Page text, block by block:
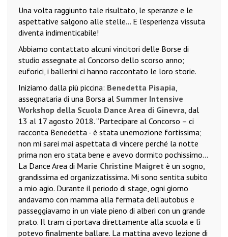
Una volta raggiunto tale risultato, le speranze e le
aspettative salgono alle stelle… E l’esperienza vissuta
diventa indimenticabile!
Abbiamo contattato alcuni vincitori delle Borse di
studio assegnate al Concorso dello scorso anno;
euforici, i ballerini ci hanno raccontato le loro storie.
Iniziamo dalla più piccina: Benedetta Pisapia,
assegnataria di una Borsa al Summer Intensive
Workshop della Scuola Dance Area di Ginevra, dal
13 al 17 agosto 2018. “Partecipare al Concorso – ci
racconta Benedetta - è stata un’emozione fortissima;
non mi sarei mai aspettata di vincere perché la notte
prima non ero stata bene e avevo dormito pochissimo...
La Dance Area di Marie Christine Maigret è un sogno,
grandissima ed organizzatissima. Mi sono sentita subito
a mio agio. Durante il periodo di stage, ogni giorno
andavamo con mamma alla fermata dell’autobus e
passeggiavamo in un viale pieno di alberi con un grande
prato. Il tram ci portava direttamente alla scuola e lì
potevo finalmente ballare. La mattina avevo lezione di